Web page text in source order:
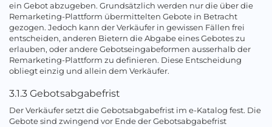
ein Gebot abzugeben. Grundsätzlich werden nur die über die
Remarketing-Plattform übermittelten Gebote in Betracht
gezogen. Jedoch kann der Verkäufer in gewissen Fällen frei
entscheiden, anderen Bietern die Abgabe eines Gebotes zu
erlauben, oder andere Gebotseingabeformen ausserhalb der
Remarketing-Plattform zu definieren. Diese Entscheidung
obliegt einzig und allein dem Verkäufer.
3.1.3 Gebotsabgabefrist
Der Verkäufer setzt die Gebotsabgabefrist im e-Katalog fest. Die
Gebote sind zwingend vor Ende der Gebotsabgabefrist